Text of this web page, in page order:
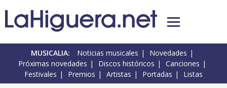
MUSICALIA: Noticias musicales
Novedades
Próximas novedades
Discos históricos
Canciones
Festivales
Premios Artistas Portadas Listas